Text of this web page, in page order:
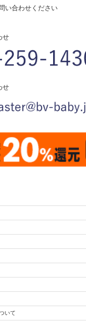
い合わせください
せ
せ
いて